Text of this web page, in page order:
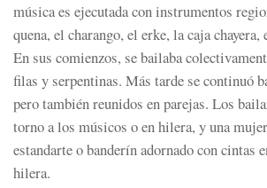
música es ejecutada con instrumentos
quena, el charango, el erke, la caja
En sus comienzos, se bailaba
filas y serpentinas. Más tarde se continuó
pero también reunidos en parejas. Los
torno a los músicos o en hilera, y una
estandarte o banderín adornado con cintas
hilera.